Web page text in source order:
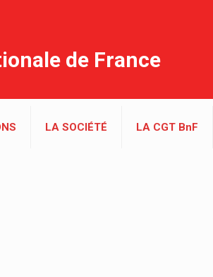
de France
LA SOCIÉTÉ LA CGT BnF